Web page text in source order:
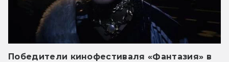
Победители кинофестиваля «Фантазия» в